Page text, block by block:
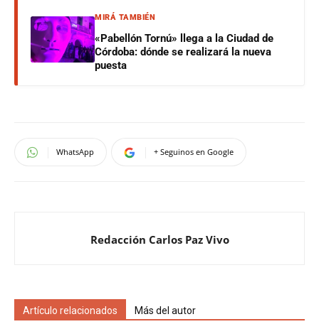
MIRÁ TAMBIÉN
«Pabellón Tornú» llega a la Ciudad de
Córdoba: dónde se realizará la nueva
puesta
WhatsApp + Seguinos en Google
Redacción Carlos Paz Vivo
Artículo relacionados Más del autor